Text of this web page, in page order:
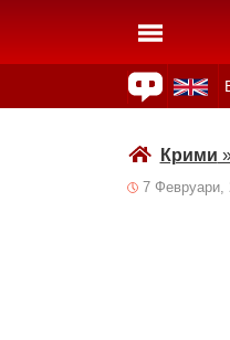
Крими
7 Февруари,